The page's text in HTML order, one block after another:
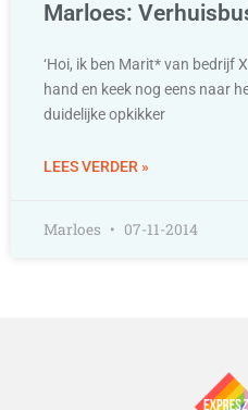
Marloes:
‘Hoi, ik ben Marit* van bedrijf
hand en keek nog eens naar
duidelijke opkikker
LEES VERDER »
Marloes 07-11-2014